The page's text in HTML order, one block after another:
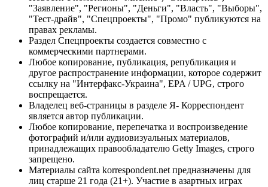
"Заявление", "Регионы", "Деньги", "Власть", "Выборы",
"Тест-драйв", "Спецпроекты", "Промо" публикуются на
правах рекламы.
Раздел Спецпроекты создается совместно с
коммерческими партнерами.
Любое копирование, публикация, републикация и
другое распространение информации, которое содержит
ссылку на "Интерфакс-Украина", EPA / UPG, строго
воспрещается.
Владелец веб-страницы в разделе Я- Корреспондент
является автор публикации.
Любое копирование, перепечатка и воспроизведение
фотографий и/или аудиовизуальных материалов,
принадлежащих правообладателю Getty Images, строго
запрещено.
Материалы сайта korrespondent.net предназначены для
лиц старше 21 года (21+). Участие в азартных играх